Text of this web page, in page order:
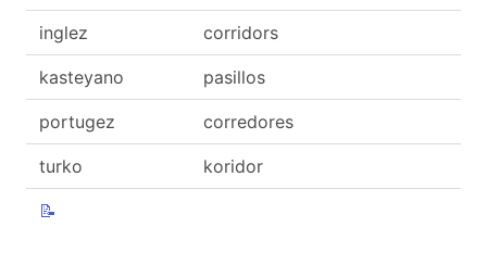
inglez corridors
kasteyano pasillos
portugez corredores
turko koridor
📝